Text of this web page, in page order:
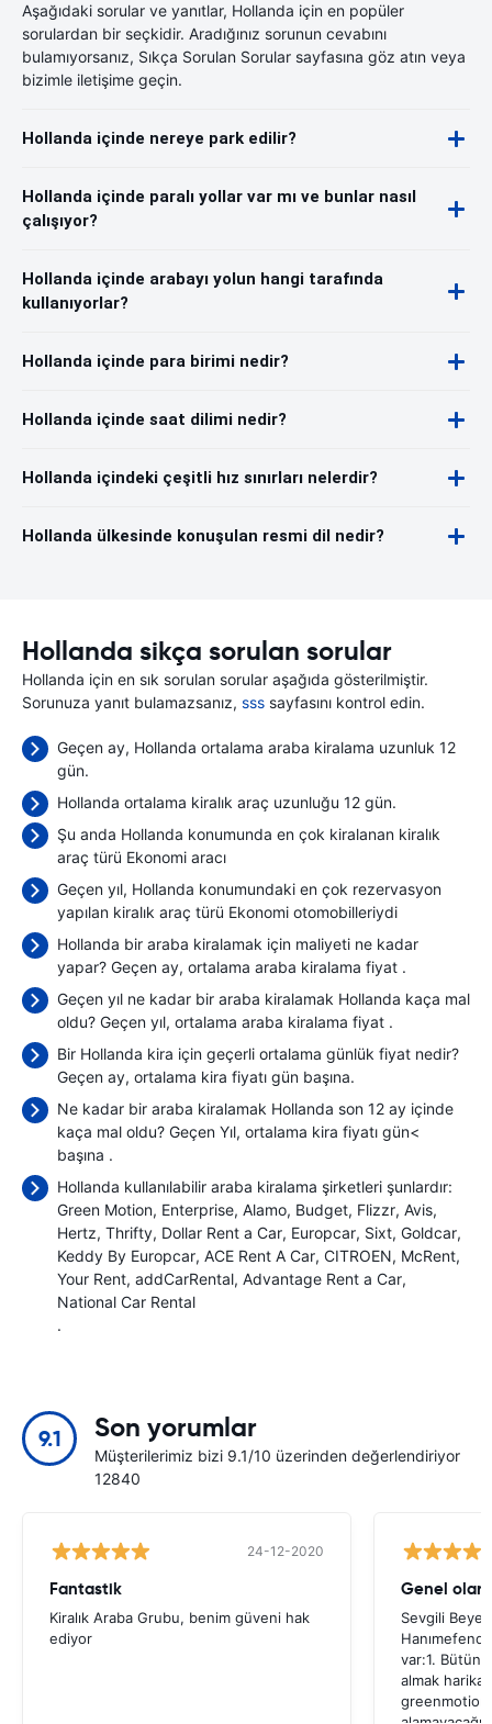
Aşağıdaki sorular ve yanıtlar, Hollanda için en popüler
sorulardan bir seçkidir. Aradığınız sorunun cevabını
bulamıyorsanız, Sıkça Sorulan Sorular sayfasına göz atın veya
bizimle iletişime geçin.
Hollanda içinde nereye park edilir?
Hollanda içinde paralı yollar var mı ve bunlar nasıl
çalışıyor?
Hollanda içinde arabayı yolun hangi tarafında
kullanıyorlar?
Hollanda içinde para birimi nedir?
Hollanda içinde saat dilimi nedir?
Hollanda içindeki çeşitli hız sınırları nelerdir?
Hollanda ülkesinde konuşulan resmi dil nedir?
Hollanda sikça sorulan sorular
Hollanda için en sık sorulan sorular aşağıda gösterilmiştir.
Sorunuza yanıt bulamazsanız, sss sayfasını kontrol edin.
Geçen ay, Hollanda ortalama araba kiralama uzunluk 12
gün.
Hollanda ortalama kiralık araç uzunluğu 12 gün.
Şu anda Hollanda konumunda en çok kiralanan kiralık
araç türü Ekonomi aracı
Geçen yıl, Hollanda konumundaki en çok rezervasyon
yapılan kiralık araç türü Ekonomi otomobilleriydi
Hollanda bir araba kiralamak için maliyeti ne kadar
yapar? Geçen ay, ortalama araba kiralama fiyat .
Geçen yıl ne kadar bir araba kiralamak Hollanda kaça mal
oldu? Geçen yıl, ortalama araba kiralama fiyat .
Bir Hollanda kira için geçerli ortalama günlük fiyat nedir?
Geçen ay, ortalama kira fiyatı gün başına.
Ne kadar bir araba kiralamak Hollanda son 12 ay içinde
kaça mal oldu? Geçen Yıl, ortalama kira fiyatı gün<
başına .
Hollanda kullanılabilir araba kiralama şirketleri şunlardır:
Green Motion Enterprise Alamo Budget Flizzr Avis
Hertz Thrifty Dollar Rent a Car Europcar Sixt Goldcar
Keddy By Europcar ACE Rent A Car CITROEN McRent
Your Rent addCarRental Advantage Rent a Car
National Car Rental
.
9.1 Son yorumlar
Müşterilerimiz bizi 9.1/10 üzerinden değerlendiriyor
12840
24-12-2020
Fantastik
Kiralık Araba Grubu, benim güveni hak
ediyor
Genel
Sevgili
var:1. Bütün
almak harika